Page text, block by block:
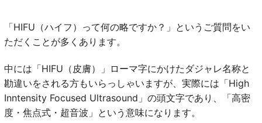
「HIFU（ハイフ）って何の略ですか？」というご質問をい
ただくことが多くあります。
中には「HIFU（皮膚）」ローマ字にかけたダジャレ名称と
勘違いをされる方もいらっしゃいますが、実際には「High
Inntensity Focused Ultrasound」の頭文字であり、「高密
度・焦点式・超音波」という意味になります。